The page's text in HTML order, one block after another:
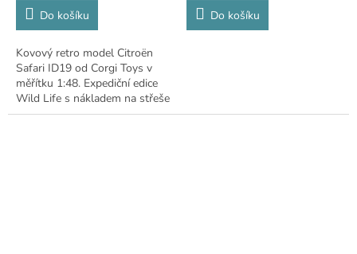
Do košíku
Kovový retro model Citroën
Safari ID19 od Corgi Toys v
měřítku 1:48. Expediční edice
Wild Life s nákladem na střeše
pro sběratele.
Do košíku